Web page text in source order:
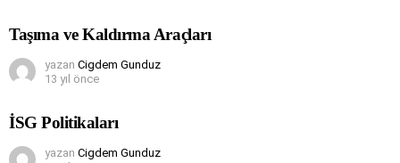
Taşıma ve Kaldırma Araçları
yazan Cigdem Gunduz
13 yıl önce
İSG Politikaları
yazan Cigdem Gunduz